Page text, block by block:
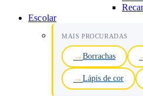
Escolar
MAIS PROCURADAS
Borrachas
Lápis de cor